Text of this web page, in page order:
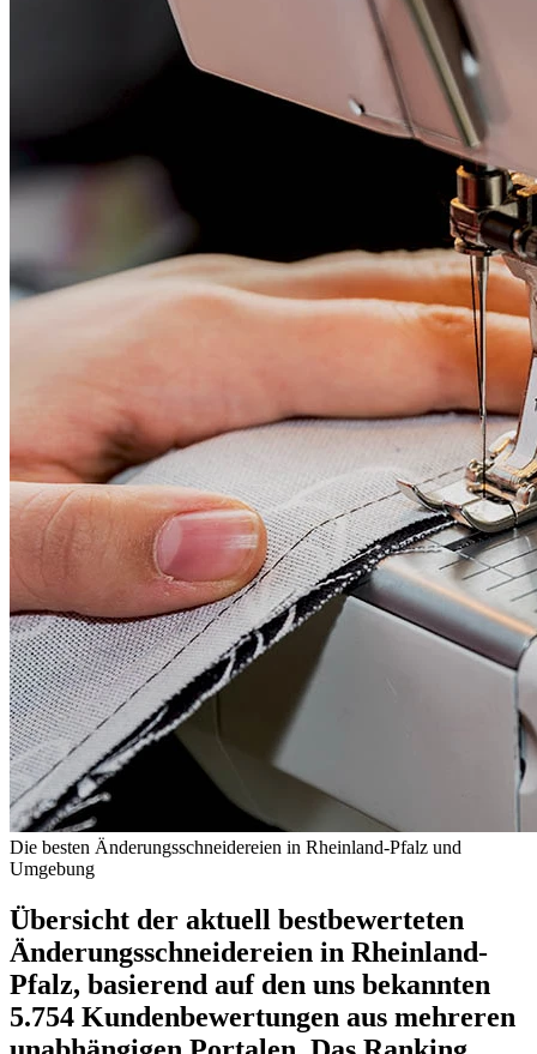
Die besten Änderungsschneidereien in Rheinland-Pfalz und
Umgebung
Übersicht der aktuell bestbewerteten
Änderungsschneidereien in Rheinland-
Pfalz, basierend auf den uns bekannten
5.754 Kundenbewertungen aus mehreren